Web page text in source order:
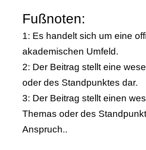
Fußnoten:
1: Es handelt sich um eine
akademischen Umfeld.
2: Der Beitrag stellt eine
oder des Standpunktes dar.
3: Der Beitrag stellt einen
Themas oder des
Anspruch..